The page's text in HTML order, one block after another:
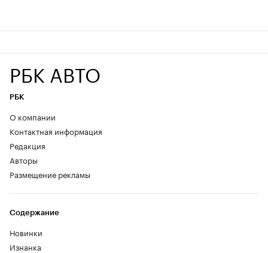
РБК АВТО
РБК
О компании
Контактная информация
Редакция
Авторы
Размещение рекламы
Содержание
Новинки
Изнанка